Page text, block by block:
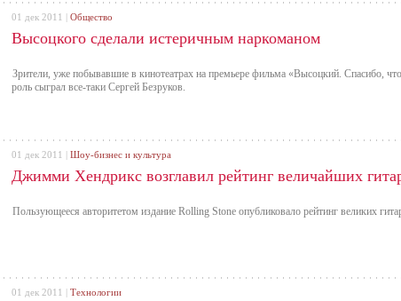
Высоцкого сделали истеричным наркоманом
Зрители, уже побывавшие в кинотеатрах на премьере фильма «Высоцкий. Спасибо,
роль сыграл все-таки Сергей Безруков.
01 дек 2011 | Общество
Джимми Хендрикс возглавил рейтинг величайших
Пользующееся авторитетом издание Rolling Stone опубликовало рейтинг великих
01 дек 2011 | Шоу-бизнес и культура
01 дек 2011 | Технологии